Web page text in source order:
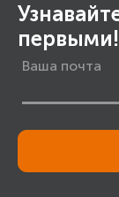
первыми!